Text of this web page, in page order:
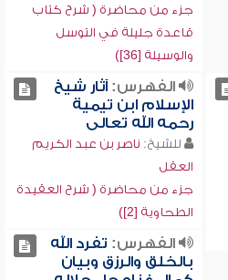
جزء من محاضرة ( شرح كتاب
قاعدة جليلة في التوسل
والوسيلة [36])
الفهرس:آثار شيخ
الإسلام ابن تيمية
رحمه الله تعالى
للشيخ: ناصر بن عبد الكريم
العقل
جزء من محاضرة ( شرح العقيدة
الطحاوية [2])
الفهرس: تفرد الله
بالخلق والرزق وبيان